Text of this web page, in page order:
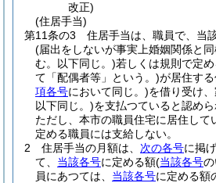
改正)
(住居手当)
第11条の3
住居手当は、職員で、当
(届出をしないが事実上婚姻関係と
む。以下同じ。)若しくは規則で定
て「配偶者等」という。)が居住す
項各号において同じ。)を借り受け
以下同じ。)を支払つていると認めら
ただし、本市の職員住宅に居住して
定める職員には支給しない。
2
住居手当の月額は、 次の各号に掲
て、 当該各号に定める額(当該各号
員にあつては、 当該各号に定める額